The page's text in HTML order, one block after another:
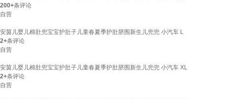
200+条评论
自营
安茵儿婴儿棉肚兜宝宝护肚子儿童春夏季护肚脐围新生儿兜兜 小汽车 L
2+条评论
自营
安茵儿婴儿棉肚兜宝宝护肚子儿童春夏季护肚脐围新生儿兜兜 小汽车 XL
2+条评论
自营